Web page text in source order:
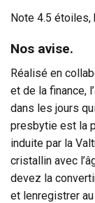
Note 4.5 étoiles,
Nos avise.
Réalisé en
et de la finance,
dans les jours
presbytie est la
induite par la
cristallin avec
devez la
et lenregistrer